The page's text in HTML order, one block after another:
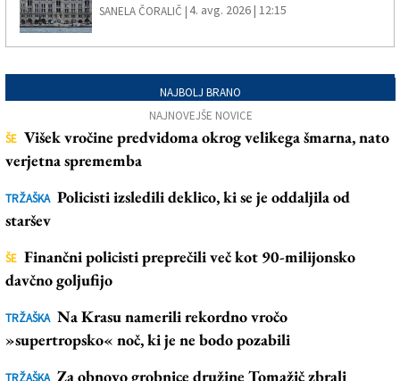
SANELA ČORALIČ |4. avg. 2026 | 12:15
NAJBOLJ BRANO
NAJNOVEJŠE NOVICE
ŠE Višek vročine predvidoma okrog velikega šmarna, nato
verjetna sprememba
TRŽAŠKA Policisti izsledili deklico, ki se je oddaljila od
staršev
ŠE Finančni policisti preprečili več kot 90-milijonsko
davčno goljufijo
TRŽAŠKA Na Krasu namerili rekordno vročo
»supertropsko« noč, ki je ne bodo pozabili
Za obnovo grobnice družine Tomažič zbrali